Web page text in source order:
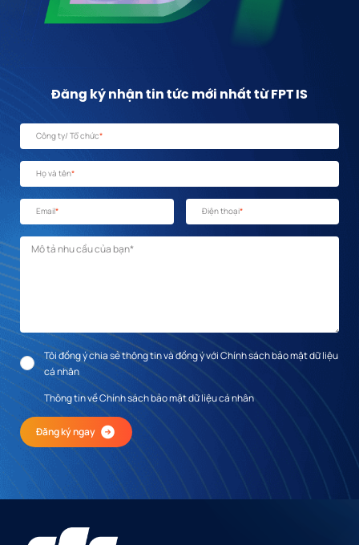
Đăng ký nhận tin tức mới nhất từ FPT IS
Công ty/ Tổ chức*
Họ và tên*
Email* Điện thoại*
Mô tả nhu cầu *
Tôi đồng ý chia sẻ thông tin và đồng ý với Chính sách bảo mật dữ liệu
cá nhân
Thông tin về Chính sách bảo mật dữ liệu cá nhân
Đăng ký ngay